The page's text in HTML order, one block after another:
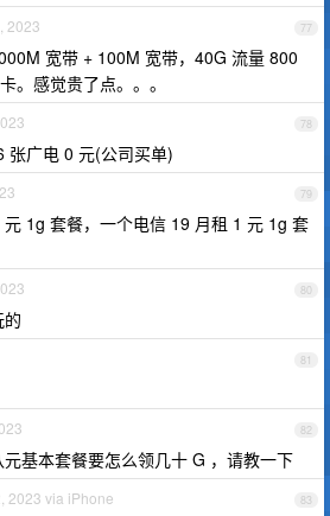
77
2023
宽带 + 100M 宽带，40G 流量 800
。感觉贵了点。。。
78
张广电 0 元(公司买单)
79
1g 套餐，一个电信 19 月租 1 元 1g 套
80
的
81
82
基本套餐要怎么领几十 G ，请教一下
83
2023 via iPhone